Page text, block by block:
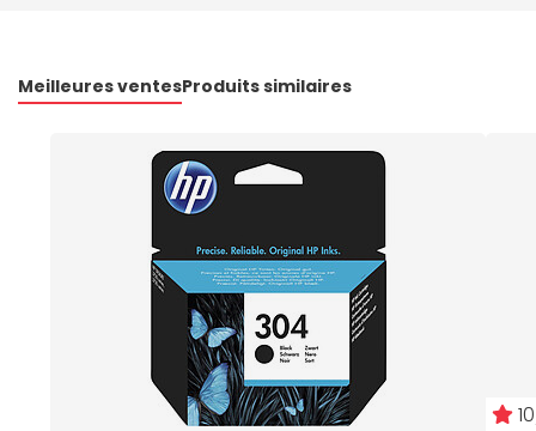
Meilleures ventesProduits similaires